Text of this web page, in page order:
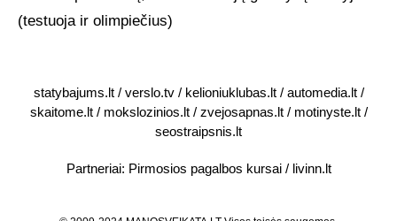
(testuoja ir olimpiečius)
statybajums.lt/ verslo.tv/ kelioniuklubas.lt/ automedia.lt/
skaitome.lt/ mokslozinios.lt/ zvejosapnas.lt/ motinyste.lt/
seostraipsnis.lt
Partneriai: Pirmosios pagalbos kursai/ livinn.lt